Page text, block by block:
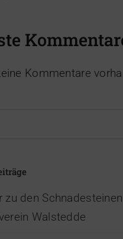
Kommentare
zu den
Walstedde